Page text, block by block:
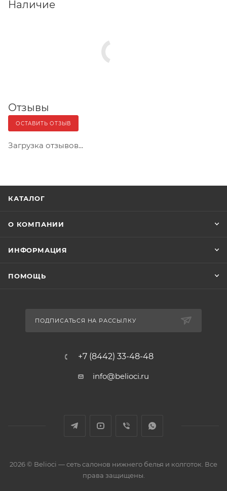
Наличие
Отзывы
ОСТАВИТЬ ОТЗЫВ
Загрузка отзывов...
КАТАЛОГ
О КОМПАНИИ
ИНФОРМАЦИЯ
ПОМОЩЬ
ПОДПИСАТЬСЯ НА РАССЫЛКУ
+7 (8442) 33-48-48
info@belioci.ru
2026 © Belioci — сеть салонов нижнего белья и колготок. Все
права защищены.